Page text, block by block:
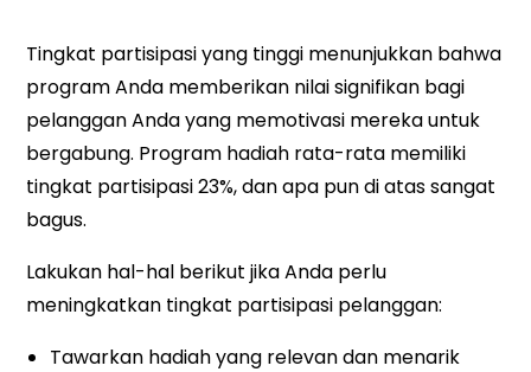
Tingkat partisipasi yang tinggi menunjukkan bahwa
program Anda memberikan nilai signifikan bagi
pelanggan Anda yang memotivasi mereka untuk
bergabung. Program hadiah rata-rata memiliki
tingkat partisipasi 23%, dan apa pun di atas sangat
bagus.
Lakukan hal-hal berikut jika Anda perlu
meningkatkan tingkat partisipasi pelanggan:
Tawarkan hadiah yang relevan dan menarik